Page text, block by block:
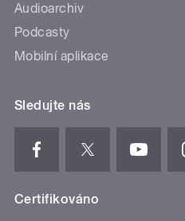
Audioarchiv
Podcasty
Mobilní aplikace
Sledujte nás
Certifikováno